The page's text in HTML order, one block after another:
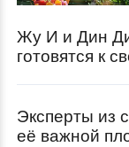
Жу И и Дин
готовятся к
Эксперты из
её важной